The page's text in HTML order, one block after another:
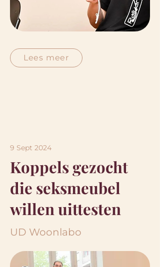
Lees meer
9 Sept 2024
Koppels gezocht
die seksmeubel
willen uittesten
UD Woonlabo